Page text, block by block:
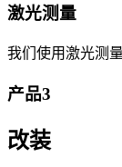
激光测量
我们使用激光测
产品3
改装